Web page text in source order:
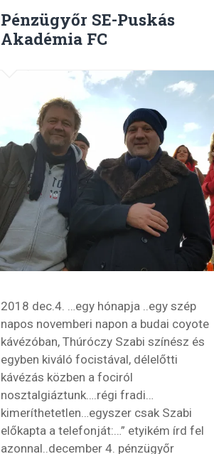
Pénzügyőr SE-Puskás
Akadémia FC
2018 dec.4. …egy hónapja ..egy szép
napos novemberi napon a budai coyote
kávézóban, Thúróczy Szabi színész és
egyben kiváló focistával, délelőtti
kávézás közben a fociról
nosztalgiáztunk….régi fradi…
kimeríthetetlen…egyszer csak Szabi
előkapta a telefonját:…” etyikém írd fel
azonnal..december 4. pénzügyőr